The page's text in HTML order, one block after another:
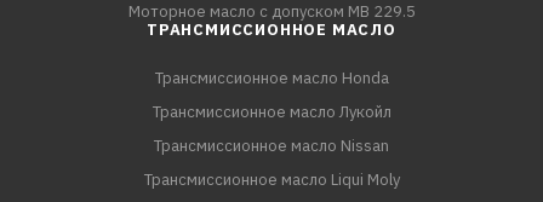
Моторное масло с допуском MB 229.5
ТРАНСМИССИОННОЕ МАСЛО
Трансмиссионное масло Honda
Трансмиссионное масло Лукойл
Трансмиссионное масло Nissan
Трансмиссионное масло Liqui Moly